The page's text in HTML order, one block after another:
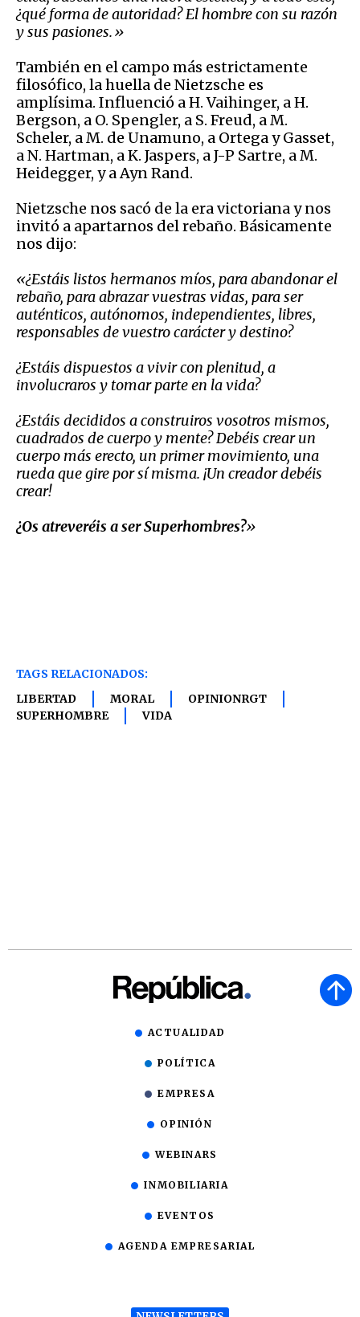
¿qué forma de autoridad? El hombre con su razón
y sus pasiones.»
También en el campo más estrictamente
filosófico, la huella de Nietzsche es
amplísima. Influenció a H. Vaihinger, a H.
Bergson, a O. Spengler, a S. Freud, a M.
Scheler, a M. de Unamuno, a Ortega y Gasset,
a N. Hartman, a K. Jaspers, a J-P Sartre, a M.
Heidegger, y a Ayn Rand.
Nietzsche nos sacó de la era victoriana y nos
invitó a apartarnos del rebaño. Básicamente
nos dijo:
«¿Estáis listos hermanos míos, para abandonar el
rebaño, para abrazar vuestras vidas, para ser
auténticos, autónomos, independientes, libres,
responsables de vuestro carácter y destino?
¿Estáis dispuestos a vivir con plenitud, a
involucraros y tomar parte en la vida?
¿Estáis decididos a construiros vosotros mismos,
cuadrados de cuerpo y mente? Debéis crear un
cuerpo más erecto, un primer movimiento, una
rueda que gire por sí misma. ¡Un creador debéis
crear!
¿Os atreveréis a ser Superhombres?»
TAGS RELACIONADOS:
LIBERTAD
MORAL
OPINIONRGT
SUPERHOMBRE
VIDA
ACTUALIDAD
POLÍTICA
EMPRESA
OPINIÓN
WEBINARS
INMOBILIARIA
EVENTOS
AGENDA EMPRESARIAL